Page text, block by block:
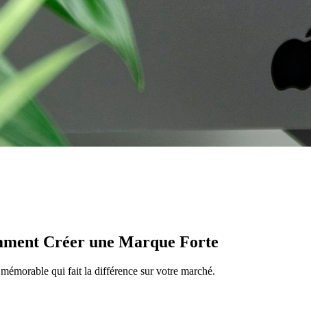
Créer une Marque Forte
qui fait la différence sur votre marché.